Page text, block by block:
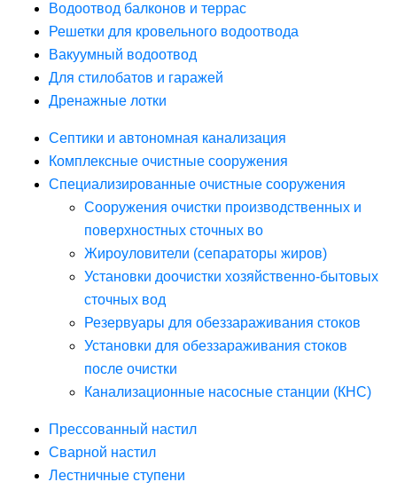
Водоотвод балконов и террас
Решетки для кровельного водоотвода
Вакуумный водоотвод
Для стилобатов и гаражей
Дренажные лотки
Септики и автономная канализация
Комплексные очистные сооружения
Специализированные очистные сооружения
Сооружения очистки производственных и
поверхностных сточных во
Жироуловители (сепараторы жиров)
Установки доочистки хозяйственно-бытовых
сточных вод
Резервуары для обеззараживания стоков
Установки для обеззараживания стоков
после очистки
Канализационные насосные станции (КНС)
Прессованный настил
Сварной настил
Лестничные ступени